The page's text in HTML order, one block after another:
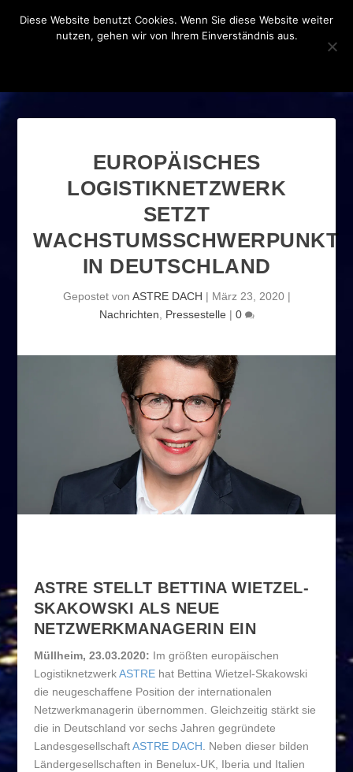
EUROPÄISCHES
LOGISTIKNETZWERK
SETZT
WACHSTUMSSCHWERPUNKT
IN DEUTSCHLAND
Gepostet von ASTRE DACH | März 23, 2020|
Nachrichten
Pressestelle | 0
ASTRE STELLT BETTINA WIETZEL-
SKAKOWSKI ALS NEUE
NETZWERKMANAGERIN EIN
Müllheim, 23.03.2020: Im größten europäischen
LogistiknetzwerkASTREhat Bettina Wietzel-Skakowski
die neugeschaffene Position der internationalen
Netzwerkmanagerin übernommen. Gleichzeitig stärkt sie
die in Deutschland vor sechs Jahren gegründete
LandesgesellschaftASTRE DACH . Neben dieser bilden
Ländergesellschaften in Benelux-UK, Iberia und Italien
Diese Website benutzt Cookies. Wenn Sie diese Website weiter
nutzen, gehen wir von Ihrem Einverständnis aus.